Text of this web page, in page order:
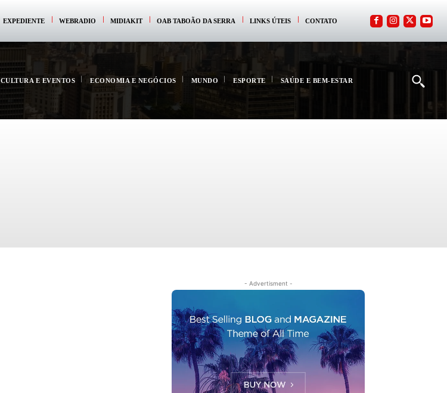
EXPEDIENTE WEBRADIO MIDIAKIT OAB TABOÃO DA SERRA LINKS ÚTEIS CONTATO
CULTURA E EVENTOS ECONOMIA E NEGÓCIOS MUNDO ESPORTE SAÚDE E BEM-ESTAR
- Advertisment -